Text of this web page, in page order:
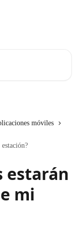
móviles
estarán
mi